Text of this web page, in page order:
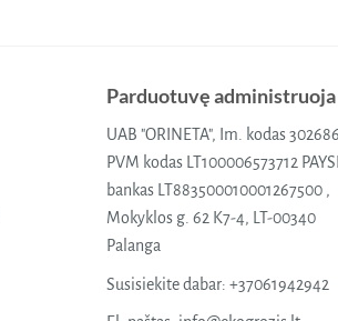
Parduotuvę administruoja
UAB "ORINETA", Im. kodas
PVM kodas LT100006573712
bankas LT883500010001267500 ,
Mokyklos g. 62 K7-4, LT-00340
Palanga
Susisiekite dabar: +37061942942